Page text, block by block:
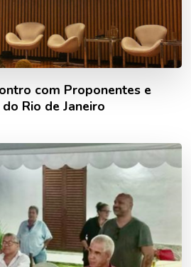
com Proponentes e
Rio de Janeiro